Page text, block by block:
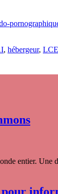
, hébergeur,
entier. Une